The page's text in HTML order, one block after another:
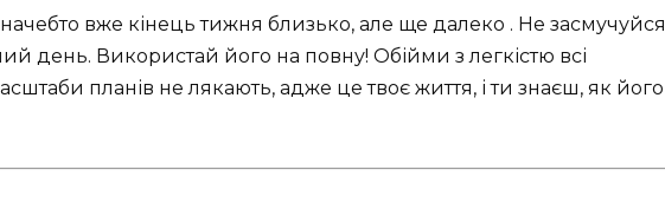
вже кінець тижня близько, але ще далеко . Не засмучуйся
день. Використай його на повну! Обійми з легкістю всі
планів не лякають, адже це твоє життя, і ти знаєш, як його